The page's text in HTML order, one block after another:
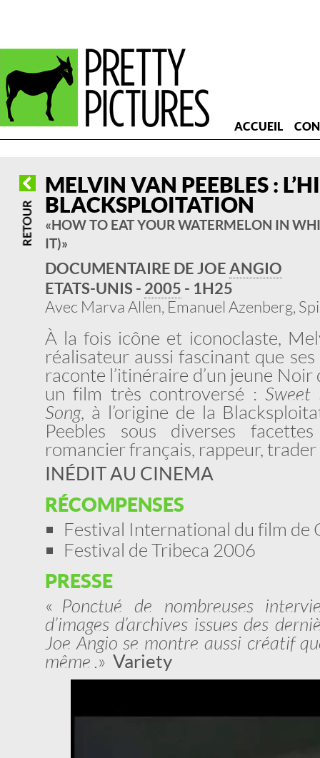
ACCUEIL
MELVIN VAN PEEBLES :
BLACKSPLOITATION
« HOW TO EAT YOUR WATERMELON IN
IT) »
DOCUMENTAIRE DE JOEANGIO
ETATS-UNIS - 2005 - 1H25
Avec Marva Allen, Emanuel Azenberg,
À la fois icône et iconoclaste,
réalisateur aussi fascinant que
raconte l’itinéraire d’un jeune
un film très controversé :Sweet
Song, à l’origine de la
Peebles sous diverses
romancier français, rappeur,
INÉDIT AU CINEMA
RÉCOMPENSES
Festival International du film de
Festival de Tribeca 2006
PRESSE
« Ponctué de nombreuses
d’images d’archives issues des
Joe Angio se montre aussi créatif
même .» Variety